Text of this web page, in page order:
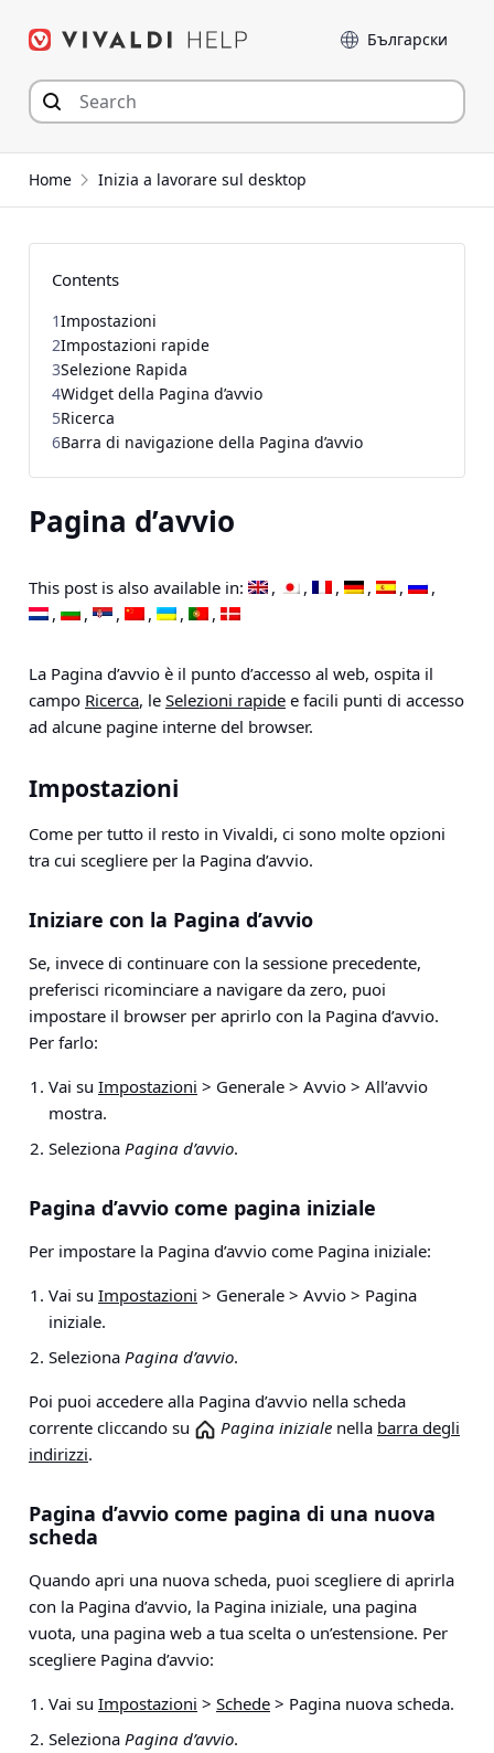
Language
Home Inizia a lavorare sul desktop
Pagina d’avvio
This post is also available in:
La Pagina d’avvio è il punto d’accesso al web, ospita il
campo Ricerca, le Selezioni rapide e facili punti di accesso
ad alcune pagine interne del browser.
Impostazioni
Come per tutto il resto in Vivaldi, ci sono molte opzioni
tra cui scegliere per la Pagina d’avvio.
Iniziare con la Pagina d’avvio
Se, invece di continuare con la sessione precedente,
preferisci ricominciare a navigare da zero, puoi
impostare il browser per aprirlo con la Pagina d’avvio.
Per farlo:
Vai su Impostazioni > Generale > Avvio > All’avvio
mostra.
Seleziona Pagina d’avvio.
Pagina d’avvio come pagina iniziale
Per impostare la Pagina d’avvio come Pagina iniziale:
Vai su Impostazioni > Generale > Avvio > Pagina
iniziale.
Seleziona Pagina d’avvio.
Poi puoi accedere alla Pagina d’avvio nella scheda
corrente cliccando su
Pagina iniziale nella barra degli
indirizzi.
Pagina d’avvio come pagina di una nuova
scheda
Quando apri una nuova scheda, puoi scegliere di aprirla
con la Pagina d’avvio, la Pagina iniziale, una pagina
vuota, una pagina web a tua scelta o un’estensione. Per
scegliere Pagina d’avvio:
Vai su Impostazioni > Schede > Pagina nuova scheda.
Seleziona Pagina d’avvio.
Contents
1Impostazioni
2Impostazioni rapide
3Selezione Rapida
4Widget della Pagina d’avvio
5Ricerca
6Barra di navigazione della Pagina d’avvio